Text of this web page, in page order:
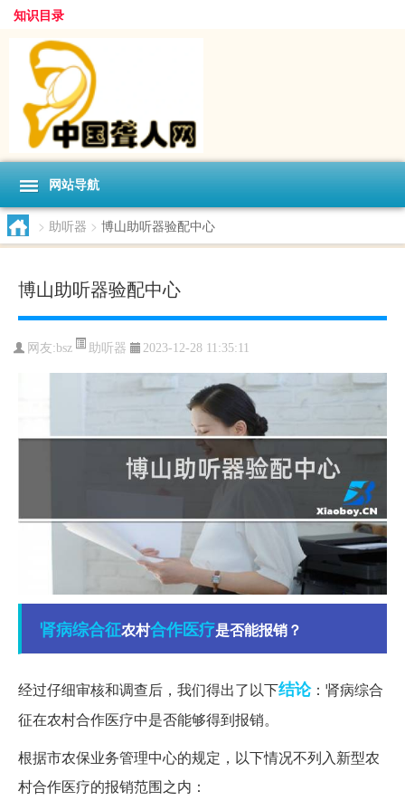
知识目录
网站导航
> 助听器 > 博山助听器验配中心
博山助听器验配中心
网友:bsz 助听器 2023-12-28 11:35:11
肾病综合征农村合作医疗是否能报销？
经过仔细审核和调查后，我们得出了以下结论：肾病综合
征在农村合作医疗中是否能够得到报销。
根据市农保业务管理中心的规定，以下情况不列入新型农
村合作医疗的报销范围之内：